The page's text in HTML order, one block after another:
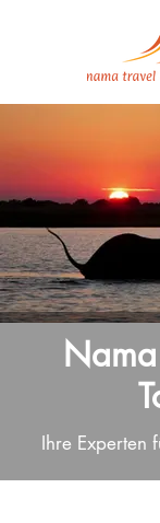
Ihre Experten